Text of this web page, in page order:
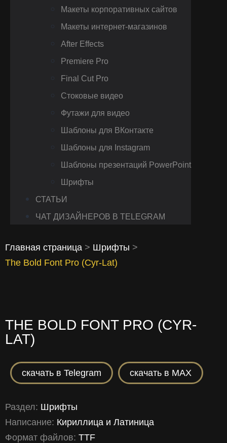
Макеты корпоративных сайтов
Макеты интернет-магазинов
After Effects
Premiere Pro
Final Cut Pro
Стоковые видео
Футажи для видео
Шаблоны для ВКонтакте
Шаблоны для Instagram
Шаблоны презентаций PowerPoint
Шрифты
СТАТЬИ
ЧАТ ДИЗАЙНЕРОВ В TELEGRAM
Главная страница > Шрифты >
The Bold Font Pro (Cyr-Lat)
THE BOLD FONT PRO (CYR-
LAT)
скачать в Telegram скачать в MAX
Раздел: Шрифты
Написание: Кириллица и Латиница
Формат файлов: TTF